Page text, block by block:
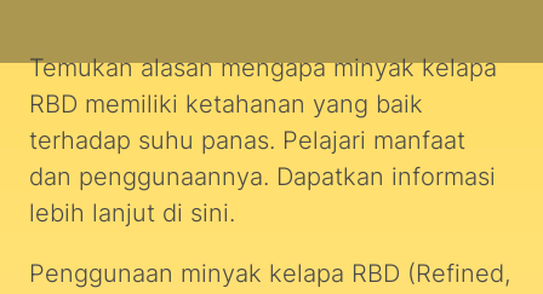
Temukan alasan mengapa minyak kelapa
RBD memiliki ketahanan yang baik
terhadap suhu panas. Pelajari manfaat
dan penggunaannya. Dapatkan informasi
lebih lanjut di sini.
Penggunaan minyak kelapa RBD (Refined,